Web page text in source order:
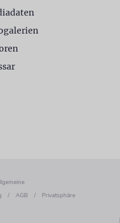
/ AGB / Privatsphäre